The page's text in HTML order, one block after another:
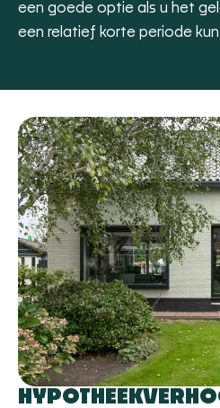
een goede optie als u het
een relatief korte periode